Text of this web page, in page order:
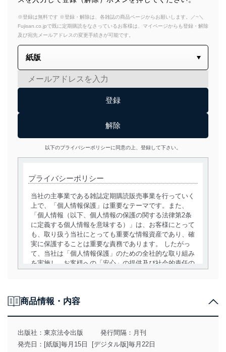
※登録は無料です ※登録・解除は、各雑誌の商品ページからお願いします。／~＼
Fujisan.co.jpで既に定期購読をなさっているお客様は、マイページからも登録・解除
及び宛先メールアドレスの変更手続きが可能です。
以下のプライバシーポリシーに同意の上、登録して下さい。
プライバシーポリシー
当社の主事業である雑誌定期購読販売事業を行っていく
上で、「個人情報保護」は重要なテーマです。また、
「個人情報（以下、個人情報の保護の関する法律第2条
に定義する個人情報を意味する）」は、お客様にとって
も、取り扱う当社にとっても重要な情報資産であり、確
実に保護することは重要な責務であります。 したがっ
て、当社は「個人情報保護」のための全社的な取り組み
を実施し、お客様への「安心」の提供及び社会的責任の
用目的を明確にし、本人の同意を得たうえで利用目的の
達成に必要な範囲内で適法かつ公正な手段によって取
得・利用・提供を行います。また、当社が保有している
個人情報は、同意を得ずに目的外利用、第三者への提
商品情報・内容
出版社： 東京法令出版
発行間隔：月刊
発売日：[紙版]毎月15日 [デジタル版]毎月22日